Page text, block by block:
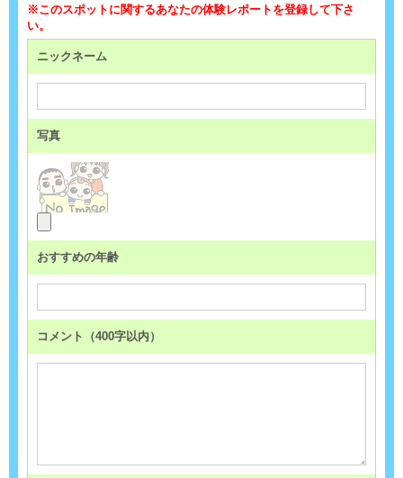
※このスポットに関するあなたの体験レポートを登録して下さ
い。
ニックネーム
写真
おすすめの年齢
コメント（400字以内）